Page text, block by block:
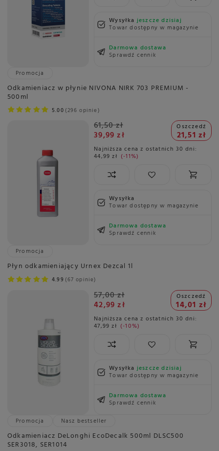
Wysyłkajeszcze dzisiaj
Towar dostępny w magazynie
Darmowa dostawa
Sprawdź cennik
Promocja
Odkamieniacz w płynie NIVONA NIRK 703 PREMIUM -
500ml
5.00 296 opinie
61,50 zł
39,99 zł
Oszczedź
21,51 zł
Najniższa cena z ostatnich 30 dni:
44,99 zł -11%
Wysyłka
Towar dostępny w magazynie
Darmowa dostawa
Sprawdź cennik
Promocja
Płyn odkamieniający Urnex Dezcal 1l
4.99 67 opinie
57,00 zł
42,99 zł
Oszczedź
14,01 zł
Najniższa cena z ostatnich 30 dni:
47,99 zł -10%
Wysyłkajeszcze dzisiaj
Towar dostępny w magazynie
Darmowa dostawa
Sprawdź cennik
Promocja
Nasz bestseller
Odkamieniacz DeLonghi EcoDecalk 500ml DLSC500
SER3018, SER1014